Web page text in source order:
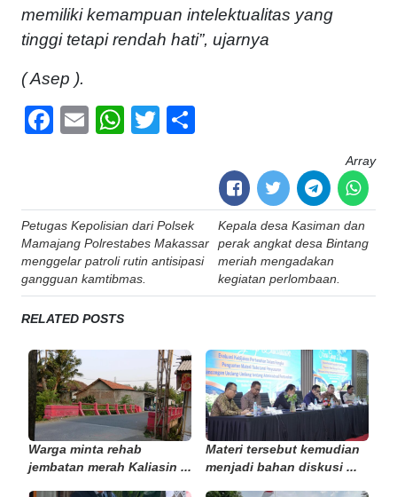
memiliki kemampuan intelektualitas yang
tinggi tetapi rendah hati”, ujarnya
( Asep ).
Facebook
EmailWhatsApp
Twitter
Array
Post
navigation
Petugas Kepolisian dari Polsek
Mamajang Polrestabes Makassar
menggelar patroli rutin antisipasi
gangguan kamtibmas.
Kepala desa Kasiman dan
perak angkat desa Bintang
meriah mengadakan
kegiatan perlombaan.
RELATED POSTS
Warga minta rehab
jembatan merah Kaliasin ...
Materi tersebut kemudian
menjadi bahan diskusi ...